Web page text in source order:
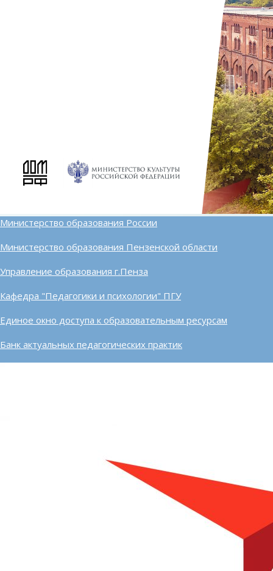
Министерство образования России
Министерство образования Пензенской области
Управление образования г.Пенза
Кафедра "Педагогики и психологии" ПГУ
Единое окно доступа к образовательным ресурсам
Банк актуальных педагогических практик